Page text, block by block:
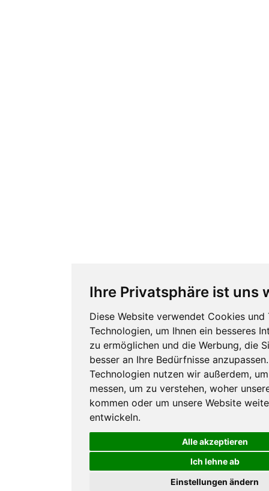
Ihre Privatsphäre ist uns
Diese Website verwendet Cookies und
Technologien, um Ihnen ein besseres
zu ermöglichen und die Werbung, die
besser an Ihre Bedürfnisse
Technologien nutzen wir außerdem,
messen, um zu verstehen, woher
kommen oder um unsere Website
entwickeln.
Alle akzeptieren
Ich lehne ab
Einstellungen ändern